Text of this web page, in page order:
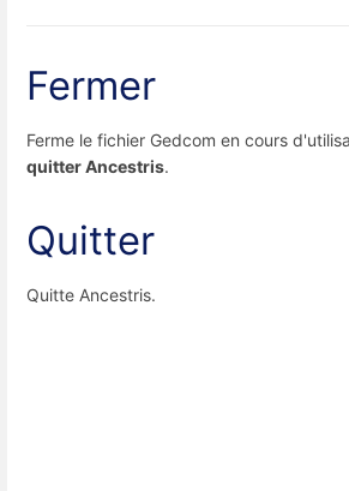
Fermer
Ferme le fichier Gedcom en cours
quitter Ancestris.
Quitter
Quitte Ancestris.